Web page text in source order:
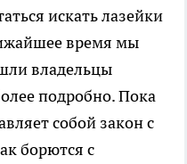
искать лазейки
время мы
владельцы
подробно. Пока
собой закон с
борются с